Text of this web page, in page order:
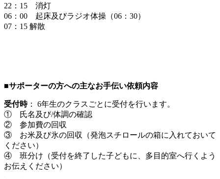
22：15 消灯
06：00 起床及びラジオ体操（06：30）
07：15 解散
■サポーターの方への主なお手伝い依頼内容
受付時： 6年生のクラスごとに受付を行います。
① 氏名及び/体調の確認
② 参加費の回収
③ お米及び氷の回収（発泡スチロールの箱に入れておいて
ください）
④ 班分け（受付を終了した子どもに、多目的室へ行くよう
お伝えください）